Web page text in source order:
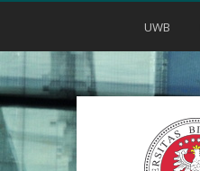
UWB